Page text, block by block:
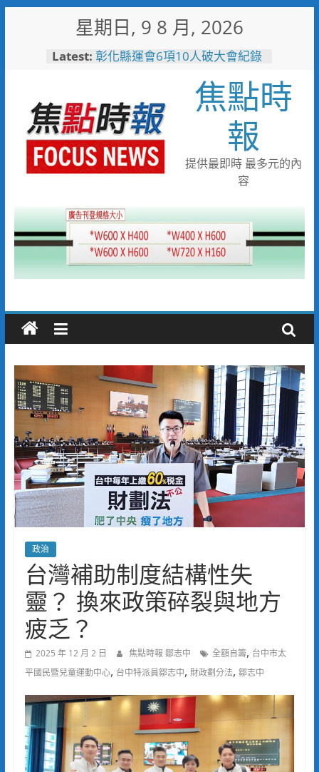
星期日, 9 8 月, 2026
Latest: 工讀營隊結業
高雄親子遊樂園爆人氣！單日
3.5萬人湧入 首週末破6.5萬人
搭台灣好行低碳暢玩小琉球！大
鵬灣管理處推出暑假好康
高雄4,599件作品傳遞拒毒信
念 「2026港都反毒盃」用畫
筆打造兒童防毒力
焦點時
報
提供最即時 最多元的內
容
政治
台灣補助制度結構性失
靈？ 換來政策碎裂與地方
疲乏？
2025 年 12 月 2 日 焦點時報 鄒志中 全額自籌, 台中市太
平國民暨兒童運動中心, 台中特派員鄒志中, 財政劃分法, 鄒志中